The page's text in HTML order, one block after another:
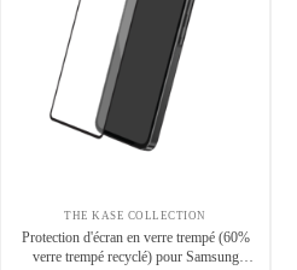
THE KASE COLLECTION
Protection d'écran en verre trempé (60%
verre trempé recyclé) pour Samsung